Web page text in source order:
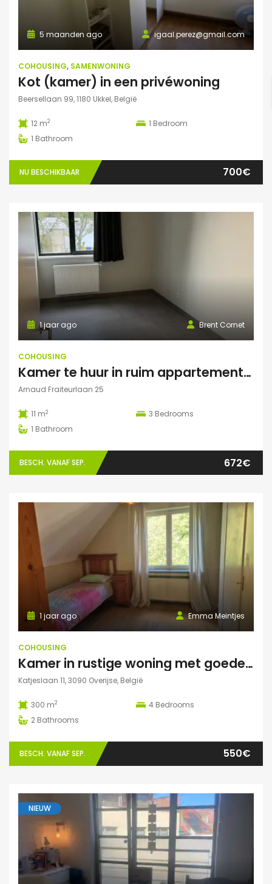
igaal.perez@gmail.com
5 maanden ago
COHOUSING, SAMENWONING
Kot (kamer) in een privéwoning
Beersellaan 99, 1180 Ukkel, België
12 m2 1 Bedroom
1 Bathroom
NU BESCHIKBAAR 700€
Brent Cornet
1 jaar ago
COHOUSING
Kamer te huur in ruim appartement (Elsene)
Arnaud Fraiteurlaan 25
11 m2 3 Bedrooms
1 Bathroom
BESCH. VANAF SEP. 672€
Emma Meintjes
1 jaar ago
COHOUSING
Kamer in rustige woning met goede verbinding
Katjeslaan 11, 3090 Overijse, België
300 m2 4 Bedrooms
2 Bathrooms
BESCH. VANAF SEP. 550€
NIEUW